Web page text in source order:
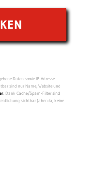
Daten sowie IP-Adresse
sind nur Name, Website und
. Dank Cache/Spam-Filter sind
sichtbar (aber da, keine